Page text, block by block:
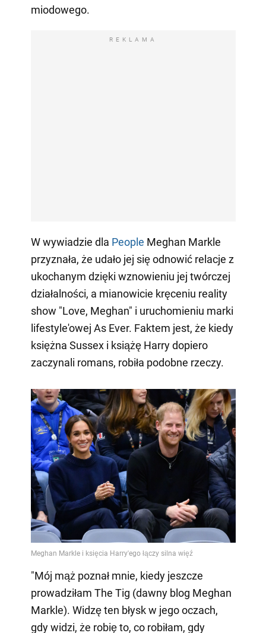
miodowego.
REKLAMA
W wywiadzie dla People Meghan Markle
przyznała, że udało jej się odnowić relacje z
ukochanym dzięki wznowieniu jej twórczej
działalności, a mianowicie kręceniu reality
show "Love, Meghan" i uruchomieniu marki
lifestyle'owej As Ever. Faktem jest, że kiedy
księżna Sussex i książę Harry dopiero
zaczynali romans, robiła podobne rzeczy.
"Mój mąż poznał mnie, kiedy jeszcze
prowadziłam The Tig (dawny blog Meghan
Markle). Widzę ten błysk w jego oczach,
gdy widzi, że robię to, co robiłam, gdy